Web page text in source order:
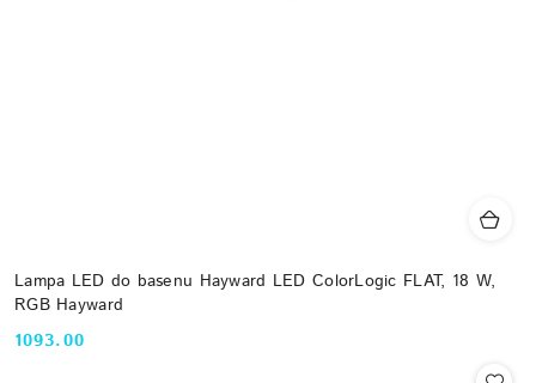
Lampa LED do basenu Hayward LED ColorLogic FLAT, 18 W,
RGB Hayward
Cena:
1093.00